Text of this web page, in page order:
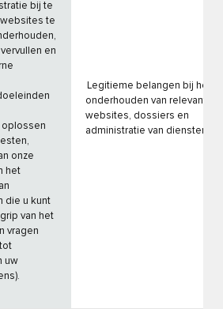
bij te
te
en
oplossen
onze
het
die u kunt
van het
vragen
uw
Legitieme belangen bij het
onderhouden van relevante
websites, dossiers en
administratie van diensten